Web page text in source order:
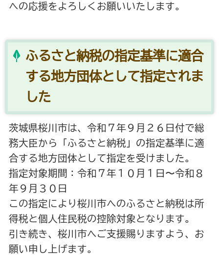
への応援をよろしくお願いいたします。
ふるさと納税の指定基準に適合
する地方団体として指定されま
した
茨城県桜川市は、令和７年９月２６日付で総
務大臣から「ふるさと納税」の指定基準に適
合する地方団体として指定を受けました。
指定対象期間：令和７年１０月１日〜令和８
年９月３０日
この指定により桜川市へのふるさと納税は所
得税と個人住民税の控除対象となります。
引き続き、桜川市へご支援賜りますよう、お
願い申し上げます。